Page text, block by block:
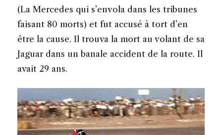
(La Mercedes qui s’envola dans les tribunes
faisant 80 morts) et fut accusé à tort d’en
être la cause. Il trouva la mort au volant de sa
Jaguar dans un banale accident de la route. Il
avait 29 ans.